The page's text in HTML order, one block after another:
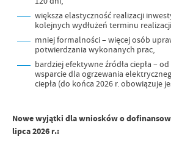
większa elastyczność realizacji
kolejnych wydłużeń terminu
mniej formalności – więcej osób
potwierdzania wykonanych prac,
bardziej efektywne źródła ciepła –
wsparcie dla ogrzewania
ciepła (do końca 2026 r. obowiązuje
Nowe wyjątki dla wniosków o
lipca 2026 r.: